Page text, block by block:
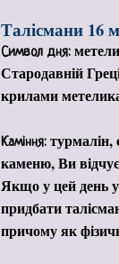
Талісмани 16
Символ дня:
Стародавній
крилами
Каміння:турмалін,
каменю, Ви
Якщо у цей день
придбати
причому як